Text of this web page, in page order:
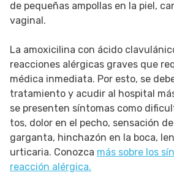
de pequeñas ampollas en la piel,
vaginal.
La amoxicilina con ácido
reacciones alérgicas graves que
médica inmediata. Por esto, se
tratamiento y acudir al hospital
se presenten síntomas como
tos, dolor en el pecho, sensación
garganta, hinchazón en la boca,
urticaria. Conozca más sobre los
reacción alérgica.